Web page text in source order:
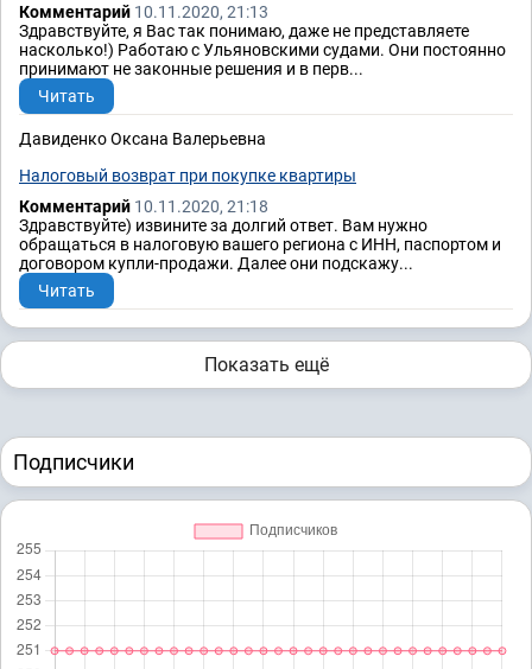
Комментарий 10.11.2020, 21:13
Здравствуйте, я Вас так понимаю, даже не представляете
насколько!) Работаю с Ульяновскими судами. Они постоянно
принимают не законные решения и в перв...
Читать
Давиденко Оксана Валерьевна
Налоговый возврат при покупке квартиры
Комментарий 10.11.2020, 21:18
Здравствуйте) извините за долгий ответ. Вам нужно
обращаться в налоговую вашего региона с ИНН, паспортом и
договором купли-продажи. Далее они подскажу...
Читать
Показать ещё
Подписчики